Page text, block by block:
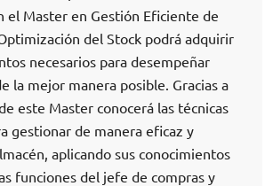
el Master en Gestión Eficiente de
del Stock podrá adquirir
necesarios para desempeñar
la mejor manera posible. Gracias a
este Master conocerá las técnicas
gestionar de manera eficaz y
aplicando sus conocimientos
funciones del jefe de compras y